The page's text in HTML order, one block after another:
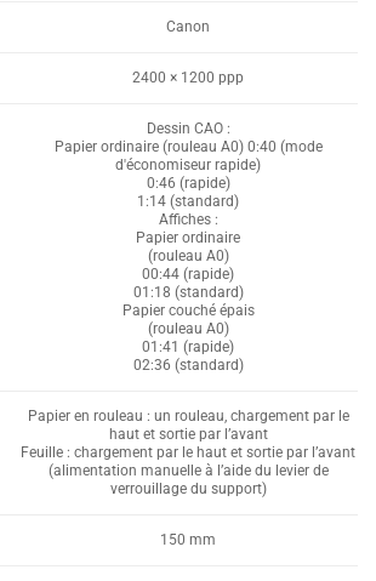
Canon
2400 × 1200 ppp
Dessin CAO :
Papier ordinaire (rouleau A0) 0:40 (mode
d'économiseur rapide)
0:46 (rapide)
1:14 (standard)
Affiches :
Papier ordinaire
(rouleau A0)
00:44 (rapide)
01:18 (standard)
Papier couché épais
(rouleau A0)
01:41 (rapide)
02:36 (standard)
Papier en rouleau : un rouleau, chargement par le
haut et sortie par l’avant
Feuille : chargement par le haut et sortie par l’avant
(alimentation manuelle à l’aide du levier de
verrouillage du support)
150 mm